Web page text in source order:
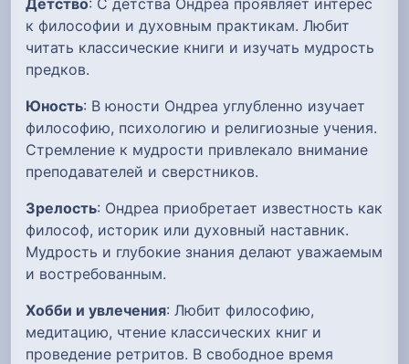
к философии и духовным практикам. Любит
читать классические книги и изучать мудрость
предков.
Юность: В юности Ондреа углубленно изучает
философию, психологию и религиозные учения.
Стремление к мудрости привлекало внимание
преподавателей и сверстников.
Зрелость: Ондреа приобретает известность как
философ, историк или духовный наставник.
Мудрость и глубокие знания делают уважаемым
и востребованным.
Хобби и увлечения: Любит философию,
медитацию, чтение классических книг и
проведение ретритов. В свободное время